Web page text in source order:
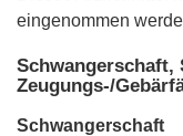
eingenommen
Zeugungs-/
Schwangerschaft